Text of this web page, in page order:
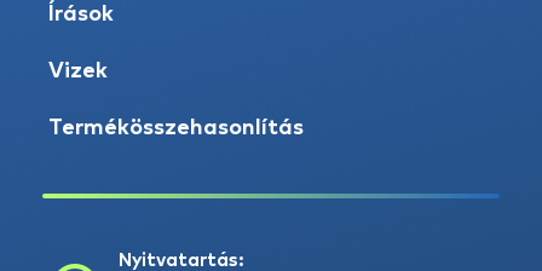
Írások
Vizek
Termékösszehasonlítás
Nyitvatartás: